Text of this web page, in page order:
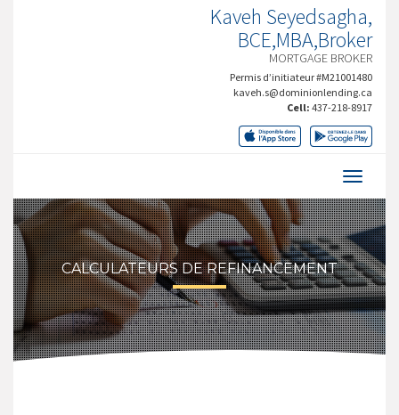
Kaveh Seyedsagha,
BCE,MBA,Broker
MORTGAGE BROKER
Permis d’initiateur #M21001480
kaveh.s@dominionlending.ca
Cell: 437-218-8917
CALCULATEURS DE REFINANCEMENT